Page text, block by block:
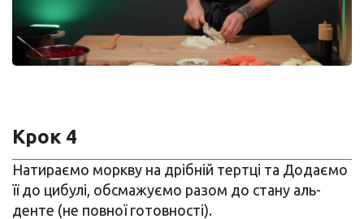
Крок 4
Натираємо моркву на дрібній тертці та Додаємо
її до цибулі, обсмажуємо разом до стану аль-
денте (не повної готовності).